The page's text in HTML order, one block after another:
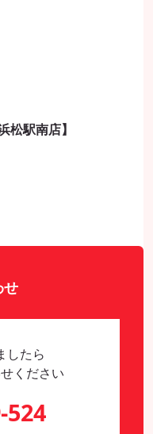
駅南店】
せ
したら
ください
524